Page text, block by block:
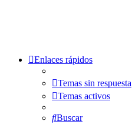
Enlaces rápidos
Temas sin respuesta
Temas activos
Buscar